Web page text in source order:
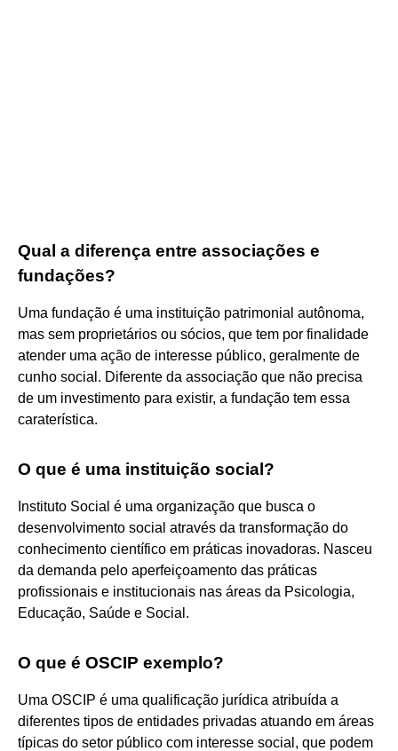
Qual a diferença entre associações e
fundações?
Uma fundação é uma instituição patrimonial autônoma,
mas sem proprietários ou sócios, que tem por finalidade
atender uma ação de interesse público, geralmente de
cunho social. Diferente da associação que não precisa
de um investimento para existir, a fundação tem essa
caraterística.
O que é uma instituição social?
Instituto Social é uma organização que busca o
desenvolvimento social através da transformação do
conhecimento científico em práticas inovadoras. Nasceu
da demanda pelo aperfeiçoamento das práticas
profissionais e institucionais nas áreas da Psicologia,
Educação, Saúde e Social.
O que é OSCIP exemplo?
Uma OSCIP é uma qualificação jurídica atribuída a
diferentes tipos de entidades privadas atuando em áreas
típicas do setor público com interesse social, que podem